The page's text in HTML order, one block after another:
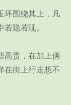
围绕其上，凡
隐若现。
贵，在加上俩
在街上行走想不